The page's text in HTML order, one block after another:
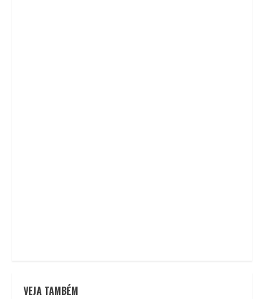
VEJA TAMBÉM